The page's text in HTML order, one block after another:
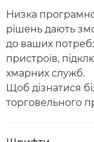
Низка
рішень дають
до ваших
пристроїв,
хмарних служб.
Щоб дізнатися
торговельного